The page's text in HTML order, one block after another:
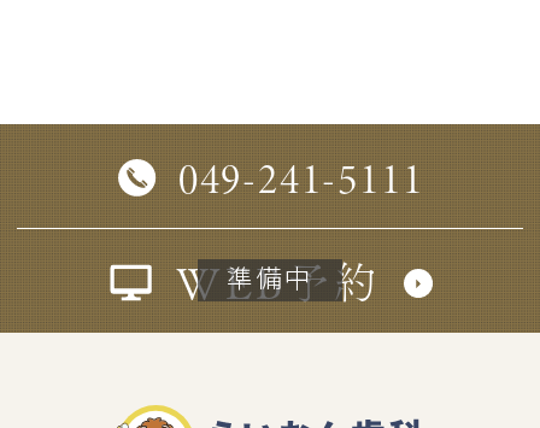
049-241-5111
WEB予約